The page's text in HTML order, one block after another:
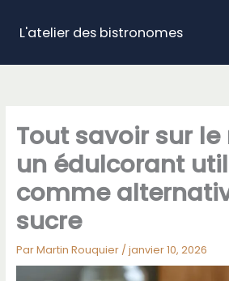
contenuL'atelier des bistronomes
Tout savoir sur
un édulcorant
comme
sucre
ParMartin Rouquier / janvier 10, 2026